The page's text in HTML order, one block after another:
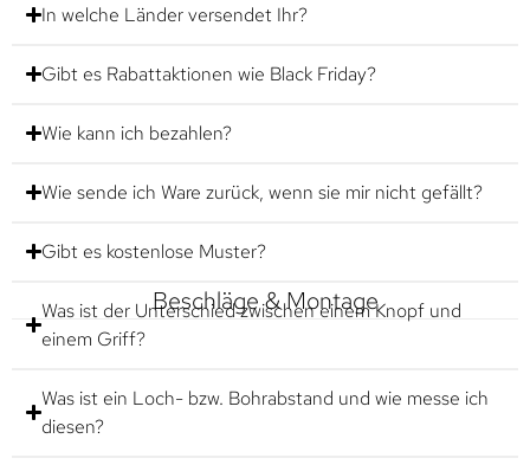
In welche Länder versendet Ihr?
Gibt es Rabattaktionen wie Black Friday?
Wie kann ich bezahlen?
Wie sende ich Ware zurück, wenn sie mir nicht gefällt?
Gibt es kostenlose Muster?
Beschläge & Montage
Was ist der Unterschied zwischen einem Knopf und
einem Griff?
Was ist ein Loch- bzw. Bohrabstand und wie messe ich
diesen?